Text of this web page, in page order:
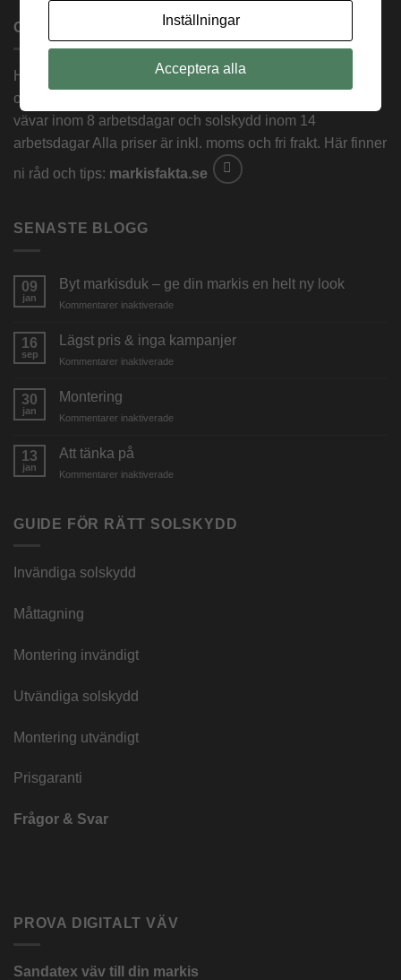
OM OSS
Hos oss beställer du måttanpassade premium solskydd
och vävar med prisgaranti. Vi levererar måttanpassade
vävar inom 8 arbetsdagar och solskydd inom 14
arbetsdagar Alla priser är inkl. moms och fri frakt. Här finner
ni råd och tips: markisfakta.se
SENASTE BLOGG
09
jan
Byt markisduk – ge din markis en helt ny look
Kommentarer inaktiverade
16
sep
Lägst pris & inga kampanjer
Kommentarer inaktiverade
30
jan
Montering
Kommentarer inaktiverade
13
jan
Att tänka på
Kommentarer inaktiverade
på
GUIDE FÖR RÄTT SOLSKYDD
Invändiga solskydd
Måttagning
Montering invändigt
Utvändiga solskydd
Montering utvändigt
Prisgaranti
Frågor & Svar
PROVA DIGITALT VÄV
Sandatex väv till din markis
Inställningar
Acceptera alla